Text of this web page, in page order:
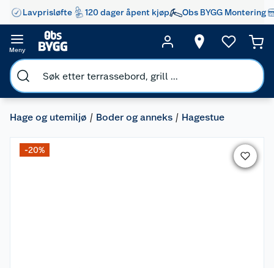
Lavprisløfte 120 dager åpent kjøp Obs BYGG Montering
Meny
Hage og utemiljø Boder og anneks Hagestue
-20%